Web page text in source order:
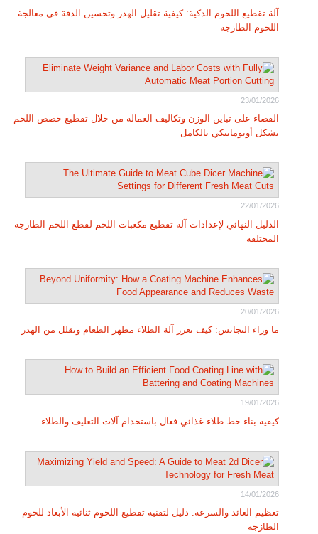
آلة تقطيع اللحوم الذكية: كيفية تقليل الهدر وتحسين الدقة في معالجة
اللحوم الطازجة
23/01/2026
القضاء على تباين الوزن وتكاليف العمالة من خلال تقطيع حصص اللحم
بشكل أوتوماتيكي بالكامل
22/01/2026
الدليل النهائي لإعدادات آلة تقطيع مكعبات اللحم لقطع اللحم الطازجة
المختلفة
20/01/2026
ما وراء التجانس: كيف تعزز آلة الطلاء مظهر الطعام وتقلل من الهدر
19/01/2026
كيفية بناء خط طلاء غذائي فعال باستخدام آلات التغليف والطلاء
14/01/2026
تعظيم العائد والسرعة: دليل لتقنية تقطيع اللحوم ثنائية الأبعاد للحوم
الطازجة